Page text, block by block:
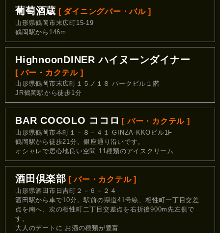
葡萄酒蔵 [ ダイニングバー・バル ]
山形県鶴岡市末広町15-19
鶴岡駅から146m
HighnoonDINER ハイヌーンダイナー
[ バー・カクテル ]
山形県鶴岡市末広町１５ノ１８ パークビル１階
JR鶴岡駅から徒歩1分
BAR COCOLO ココロ [ バー・カクテル ]
山形県鶴岡市本町１－８－４１ GINZA-KKOビル1F
鶴岡駅から徒歩21分。銀座通り沿いです。
オシャレで居心地良い空間 11種類のアイスクリーム
酒田倶楽部 [ バー・カクテル ]
山形県酒田市日吉町２－６－２４
酒田駅から車で10分。駅前の県道41号線、相性町一丁目交差
点を南へ、次の相性町二丁目交差点を右折後900m先左側で
す。
大人のデートに お酒の種類が豊富